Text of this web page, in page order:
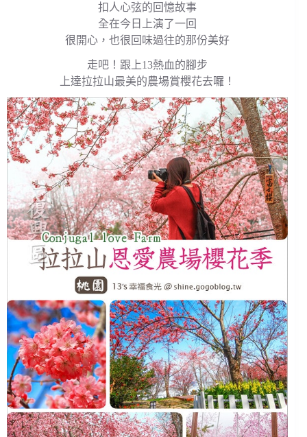
扣人心弦的回憶故事
全在今日上演了一回
很開心，也很回味過往的那份美好
走吧！跟上13熱血的腳步
上達拉拉山最美的農場賞櫻花去囉！